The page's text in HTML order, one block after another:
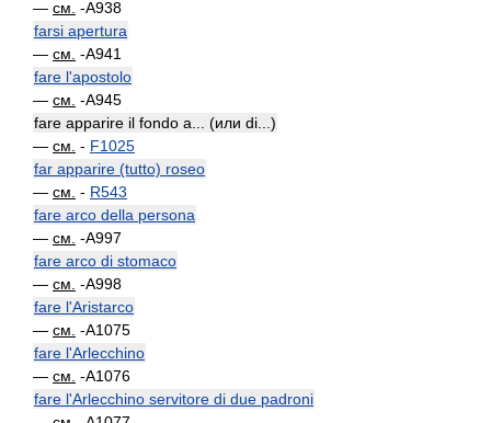
— см. -A938
farsi apertura
— см. -A941
fare l'apostolo
— см. -A945
fare apparire il fondo a... (или di...)
— см. - F1025
far apparire (tutto) roseo
— см. - R543
fare arco della persona
— см. -A997
fare arco di stomaco
— см. -A998
fare l'Aristarco
— см. -A1075
fare l'Arlecchino
— см. -A1076
fare l'Arlecchino servitore di due padroni